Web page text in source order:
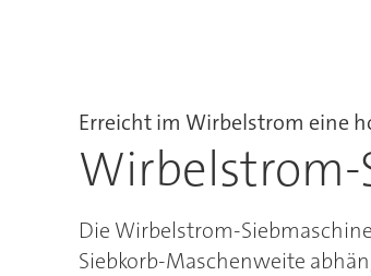
Erreicht im Wirbelstrom eine
Wirbelstrom-
Die Wirbelstrom-
Siebkorb-Maschenweite